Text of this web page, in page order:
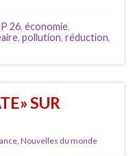
26, économie,
, pollution, réduction,
SUR
Nouvelles du monde